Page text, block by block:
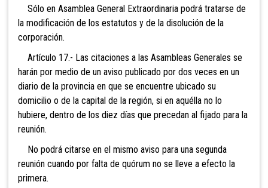
Sólo en Asamblea General Extraordinaria podrá tratarse de
la modificación de los estatutos y de la disolución de la
corporación.
Artículo 17.- Las citaciones a las Asambleas Generales se
harán por medio de un aviso publicado por dos veces en un
diario de la provincia en que se encuentre ubicado su
domicilio o de la capital de la región, si en aquélla no lo
hubiere, dentro de los diez días que precedan al fijado para la
reunión.
No podrá citarse en el mismo aviso para una segunda
reunión cuando por falta de quórum no se lleve a efecto la
primera.